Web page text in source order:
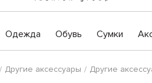
Одежда Обувь Сумки
Другие аксессуары Другие